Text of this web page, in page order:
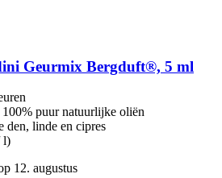
Geurmix Bergduft®, 5 ml
puur natuurlijke oliën
den, linde en cipres
l)
12. augustus